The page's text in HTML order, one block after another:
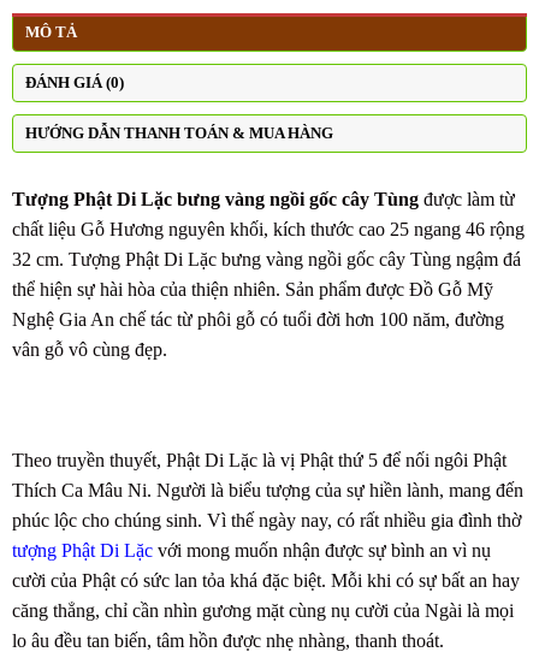
MÔ TẢ
ĐÁNH GIÁ (0)
HƯỚNG DẪN THANH TOÁN & MUA HÀNG
Tượng Phật Di Lặc bưng vàng ngồi gốc cây Tùng được làm từ
chất liệu Gỗ Hương nguyên khối, kích thước cao 25 ngang 46 rộng
32 cm. Tượng Phật Di Lặc bưng vàng ngồi gốc cây Tùng ngậm đá
thể hiện sự hài hòa của thiện nhiên. Sản phẩm được Đồ Gỗ Mỹ
Nghệ Gia An chế tác từ phôi gỗ có tuổi đời hơn 100 năm, đường
vân gỗ vô cùng đẹp.
Theo truyền thuyết, Phật Di Lặc là vị Phật thứ 5 để nối ngôi Phật
Thích Ca Mâu Ni. Người là biểu tượng của sự hiền lành, mang đến
phúc lộc cho chúng sinh. Vì thế ngày nay, có rất nhiều gia đình thờ
tượng Phật Di Lặc với mong muốn nhận được sự bình an vì nụ
cười của Phật có sức lan tỏa khá đặc biệt. Mỗi khi có sự bất an hay
căng thẳng, chỉ cần nhìn gương mặt cùng nụ cười của Ngài là mọi
lo âu đều tan biến, tâm hồn được nhẹ nhàng, thanh thoát.